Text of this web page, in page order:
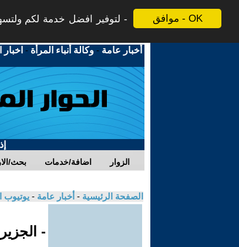
موافق - OK
لتوفير افضل خدمة لكم
أخبار عامة -وكالة أنباء المرأة -
بحث/ اضافة/خدمات الزوار
الصفحة الرئيسية - أخبار عامة - يوتيوب
-